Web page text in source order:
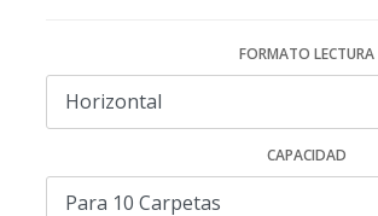
FORMATO LECTURA
CAPACIDAD